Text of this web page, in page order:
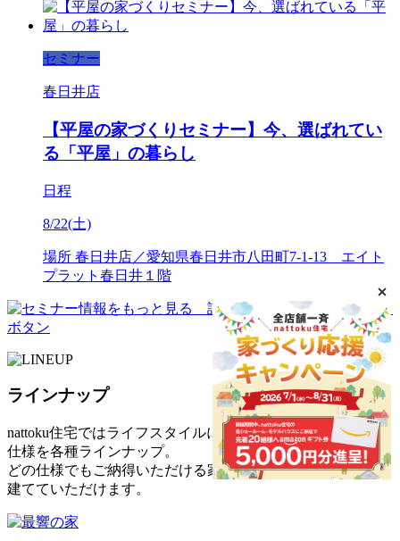
セミナー
春日井店
【平屋の家づくりセミナー】今、選ばれてい
る「平屋」の暮らし
日程
8/22(土)
場所 春日井店／愛知県春日井市八田町7-1-13 エイト
プラット春日井１階
ラインナップ
nattoku住宅ではライフスタイルに合わせた
仕様を各種ラインナップ。
どの仕様でもご納得いただける家を
建てていただけます。